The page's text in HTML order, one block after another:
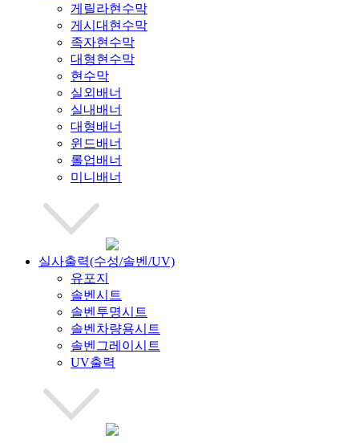
게릴라현수막
게시대현수막
족자현수막
대형현수막
현수막
실외배너
실내배너
대형배너
윈드배너
롤업배너
미니배너
실사출력(수성/솔벤/UV)
유포지
솔벤시트
솔벤투명시트
솔벤차량용시트
솔벤그레이시트
UV출력